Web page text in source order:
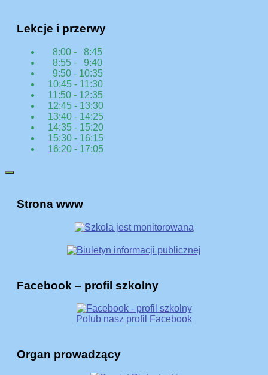
Lekcje i przerwy
8:00 - 8:45
8:55 - 9:40
9:50 - 10:35
10:45 - 11:30
11:50 - 12:35
12:45 - 13:30
13:40 - 14:25
14:35 - 15:20
15:30 - 16:15
16:20 - 17:05
Strona www
Facebook – profil szkolny
Polub nasz profil Facebook
Organ prowadzący